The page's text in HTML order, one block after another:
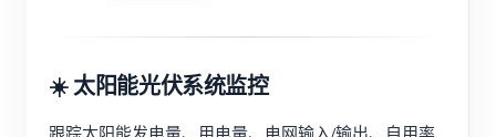
☀️ 太阳能光伏系统监控
跟踪太阳能发电量、用电量、电网输入/输出、自用率